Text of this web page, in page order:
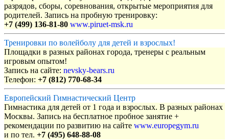
разрядов, сборы, соревнования, открытые мероприятия для
родителей. Запись на пробную тренировку:
+7 (499) 136-81-80 www.piruet-msk.ru
Тренировки по волейболу для детей и взрослых!
Площадки в разных районах города, тренеры с реальным
игровым опытом!
Запись на сайте: nevsky-bears.ru
Телефон: +7 (812) 770-68-34
Европейский Гимнастический Центр
Гимнастика для детей от 1 года и взрослых. В разных районах
Москвы. Запись на бесплатное пробное занятие +
рекомендации по развитию на сайте www.europegym.ru
и по тел. +7 (495) 648-88-08